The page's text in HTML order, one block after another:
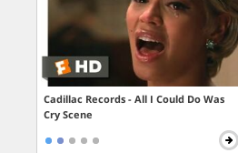
Cadillac Records - All I Could Do Was
Cry Scene